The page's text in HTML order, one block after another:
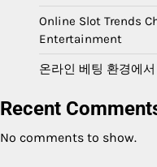
Online Slot Trends
Entertainment
온라인 베팅 환경에
Recent
No comments to show.